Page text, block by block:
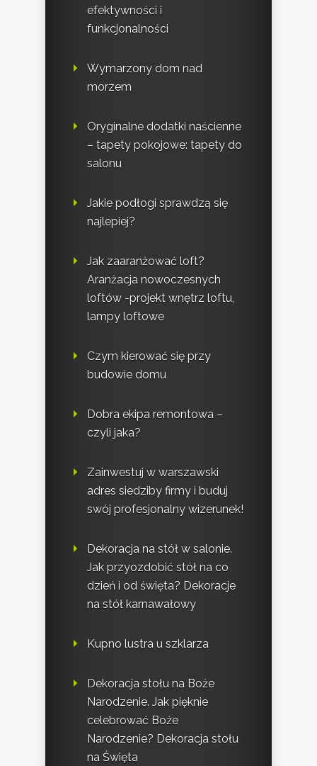
efektywności i
funkcjonalności
Wymarzony dom nad
morzem
Oryginalne dodatki naścienne
– tapety pokojowe: tapety do
salonu
Jakie podłogi sprawdzą się
najlepiej?
Jak zaaranżować loft?
Aranżacja nowoczesnych
loftów -projekt wnętrz loftu,
lampy loftowe
Czym kierować się przy
budowie domu
Dobra ekipa remontowa –
czyli jaka?
Zainwestuj w warszawski
adres siedziby firmy i buduj
swój profesjonalny wizerunek!
Dekoracja na stół w salonie.
Jak przyozdobić stół na co
dzień i od święta? Dekoracje
na stół karnawałowy
Kupno lustra u szklarza
Dekoracja stołu na Boże
Narodzenie. Jak pięknie
celebrować Boże
Narodzenie? Dekoracja stołu
na Święta